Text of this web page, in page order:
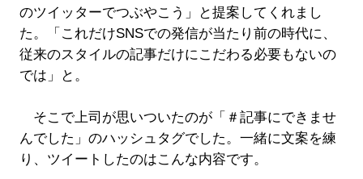
のツイッターでつぶやこう」と提案してくれまし
た。「これだけSNSでの発信が当たり前の時代に、
従来のスタイルの記事だけにこだわる必要もないの
では」と。
そこで上司が思いついたのが「＃記事にできませ
んでした」のハッシュタグでした。一緒に文案を練
り、ツイートしたのはこんな内容です。